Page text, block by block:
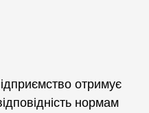
отримує
нормам